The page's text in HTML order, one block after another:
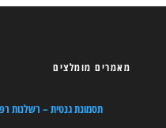
מאמרים מומלצים
תסמונת גנטית – רשלנות